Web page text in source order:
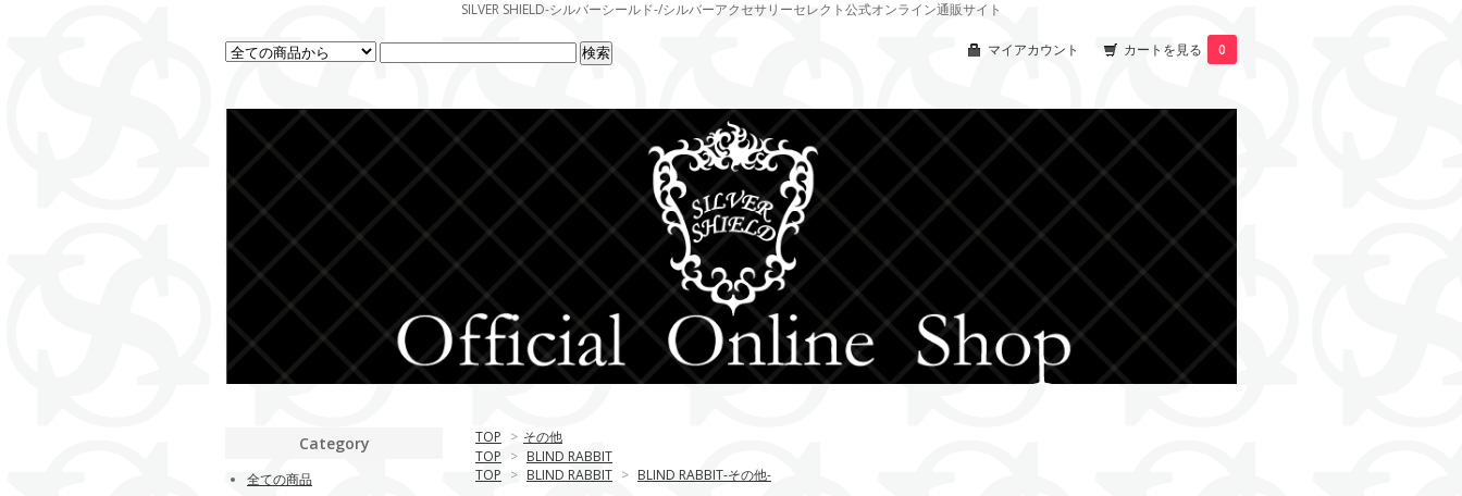
SILVER SHIELD-シルバーシールド-/シルバーアクセサリーセレクト公式オンライン通販サイト
マイアカウント カートを見る 0
TOP > その他
TOP > BLIND RABBIT
TOP > BLIND RABBIT > BLIND RABBIT-その他-
Category
全ての商品